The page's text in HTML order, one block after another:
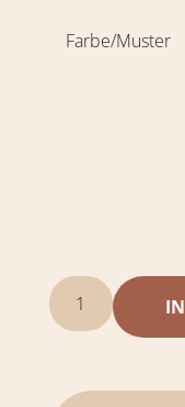
Farbe/Muster